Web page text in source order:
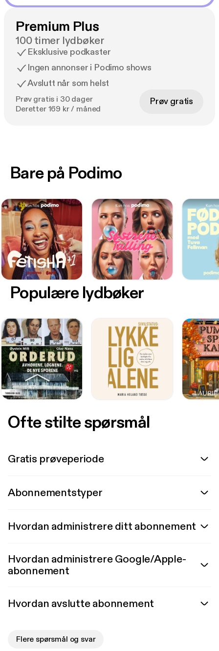
Premium Plus
100 timer lydbøker
Eksklusive podkaster
Ingen annonser i Podimo shows
Avslutt når som helst
Prøv gratis i 30 dager
Deretter 169 kr / måned
Prøv gratis
Bare på Podimo
Populære lydbøker
Ofte stilte spørsmål
Gratis prøveperiode
Abonnementstyper
Hvordan administrere ditt abonnement
Hvordan administrere Google/Apple-
abonnement
Hvordan avslutte abonnement
Flere spørsmål og svar